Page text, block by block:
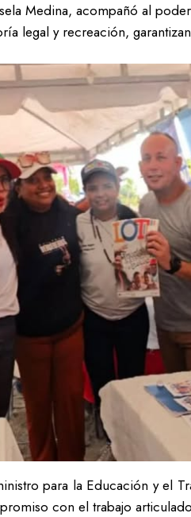
Medina, acompañó al
legal y recreación,
para la Educación y el
con el trabajo